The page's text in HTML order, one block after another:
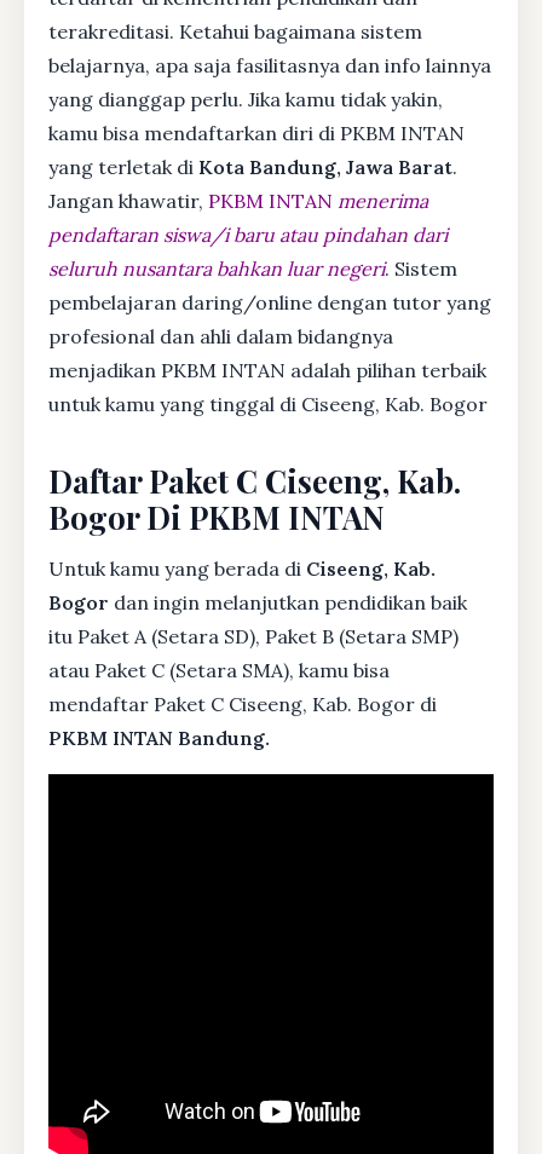
terakreditasi. Ketahui bagaimana sistem
belajarnya, apa saja fasilitasnya dan info lainnya
yang dianggap perlu. Jika kamu tidak yakin,
kamu bisa mendaftarkan diri di PKBM INTAN
yang terletak di Kota Bandung, Jawa Barat.
Jangan khawatir, PKBM INTAN menerima
pendaftaran siswa/i baru atau pindahan dari
seluruh nusantara bahkan luar negeri. Sistem
pembelajaran daring/online dengan tutor yang
profesional dan ahli dalam bidangnya
menjadikan PKBM INTAN adalah pilihan terbaik
untuk kamu yang tinggal di Ciseeng, Kab. Bogor
Daftar Paket C Ciseeng, Kab.
Bogor Di PKBM INTAN
Untuk kamu yang berada di Ciseeng, Kab.
Bogor dan ingin melanjutkan pendidikan baik
itu Paket A (Setara SD), Paket B (Setara SMP)
atau Paket C (Setara SMA), kamu bisa
mendaftar Paket C Ciseeng, Kab. Bogor di
PKBM INTAN Bandung.